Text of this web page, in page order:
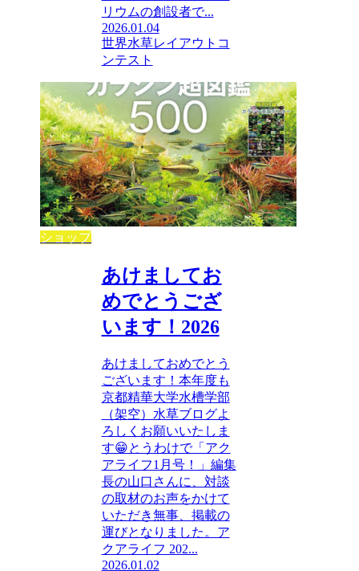
リウムの創設者で...
2026.01.04
世界水草レイアウトコ
ンテスト
ショップ
あけましてお
めでとうござ
います！2026
あけましておめでとう
ございます！本年度も
京都精華大学水槽学部
（架空）水草ブログよ
ろしくお願いいたしま
す😁とうわけで「アク
アライフ1月号！」編集
長の山口さんに、対談
の取材のお声をかけて
いただき無事、掲載の
運びとなりました。ア
クアライフ 202...
2026.01.02